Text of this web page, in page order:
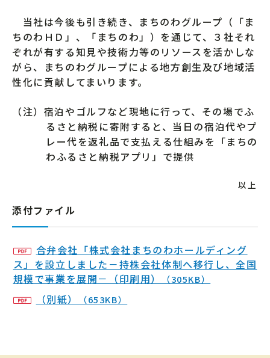
当社は今後も引き続き、まちのわグループ（「ま
ちのわＨＤ」、「まちのわ」）を通じて、３社それ
ぞれが有する知見や技術力等のリソースを活かしな
がら、まちのわグループによる地方創生及び地域活
性化に貢献してまいります。
（注）宿泊やゴルフなど現地に行って、その場でふ
るさと納税に寄附すると、当日の宿泊代やプ
レー代を返礼品で支払える仕組みを「まちの
わふるさと納税アプリ」で提供
以上
添付ファイル
合弁会社「株式会社まちのわホールディング
ス」を設立しました－持株会社体制へ移行し、全国
規模で事業を展開－（印刷用）
（305KB）
（別紙） （653KB）